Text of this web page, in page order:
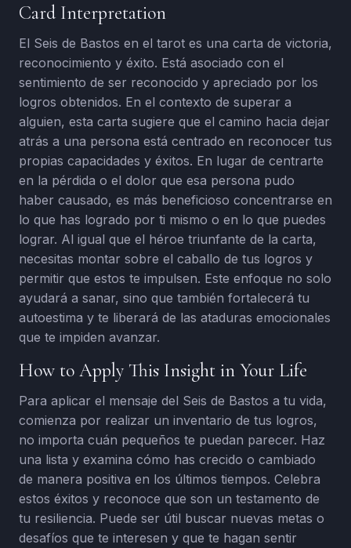
Card Interpretation
El Seis de Bastos en el tarot es una carta de victoria,
reconocimiento y éxito. Está asociado con el
sentimiento de ser reconocido y apreciado por los
logros obtenidos. En el contexto de superar a
alguien, esta carta sugiere que el camino hacia dejar
atrás a una persona está centrado en reconocer tus
propias capacidades y éxitos. En lugar de centrarte
en la pérdida o el dolor que esa persona pudo
haber causado, es más beneficioso concentrarse en
lo que has logrado por ti mismo o en lo que puedes
lograr. Al igual que el héroe triunfante de la carta,
necesitas montar sobre el caballo de tus logros y
permitir que estos te impulsen. Este enfoque no solo
ayudará a sanar, sino que también fortalecerá tu
autoestima y te liberará de las ataduras emocionales
que te impiden avanzar.
How to Apply This Insight in Your Life
Para aplicar el mensaje del Seis de Bastos a tu vida,
comienza por realizar un inventario de tus logros,
no importa cuán pequeños te puedan parecer. Haz
una lista y examina cómo has crecido o cambiado
de manera positiva en los últimos tiempos. Celebra
estos éxitos y reconoce que son un testamento de
tu resiliencia. Puede ser útil buscar nuevas metas o
desafíos que te interesen y que te hagan sentir